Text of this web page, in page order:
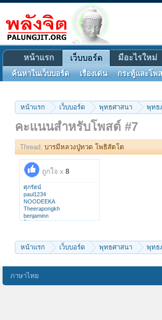
หน้าแรก เว็บบอร์ด พุทธศาสนา พุทธ
คะแนนสำหรับโพสต์ #7
Thread: บารมีหลวงปู่ทวด โพธิสัตโต
ถูกใจ x 8
ศุภรัตน์
paul1234
NOODEEKA
Theerapongkh
benjaminn
โอ๊ตศ์
หน้าแรก เว็บบอร์ด พุทธศาสนา พุทธ
หน้าแรก เว็บบอร์ด
ค้นหาในเว็บบอร์ด เรื่องเด่น กระทู้และโพ
มีอะไรใหม่
ภาษาไทย